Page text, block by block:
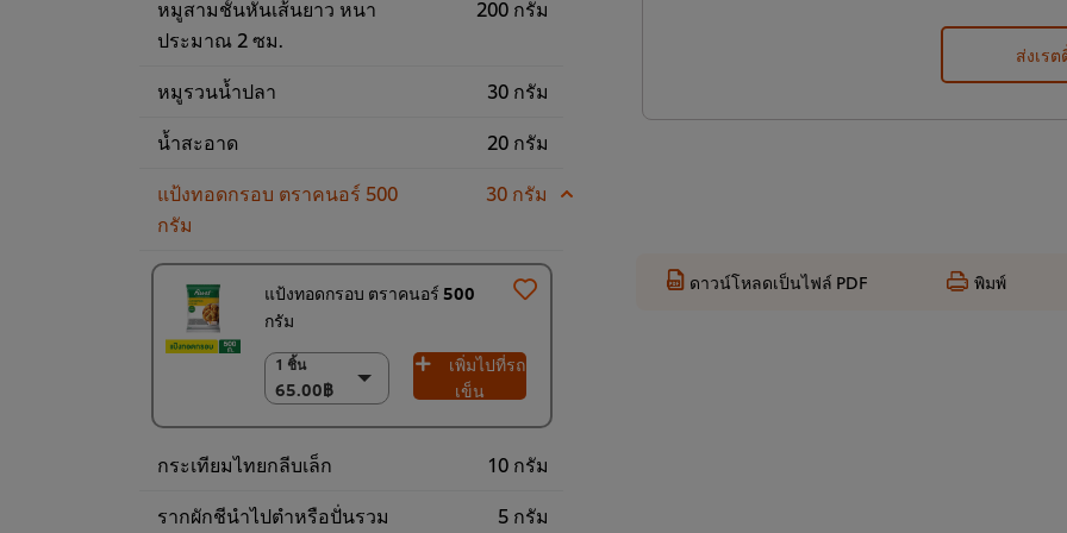
หมูสามชั้นหั่นเส้นยาว หนา
ประมาณ 2 ซม.
200 กรัม
หมูรวนน้ำปลา
30 กรัม
น้ำสะอาด
20 กรัม
แป้งทอดกรอบ ตราคนอร์ 500
กรัม
30 กรัม
แป้งทอดกรอบ ตราคนอร์ 500
กรัม
1 ชิ้น
65.00฿
1 ชิ้น
65.00฿
เพิ่มไปที่รถ
เข็น
กระเทียมไทยกลีบเล็ก
10 กรัม
รากผักชีนำไปตำหรือปั่นรวม
5 กรัม
ส่งเรต
ดาวน์โหลดเป็นไฟล์ PDF พิมพ์